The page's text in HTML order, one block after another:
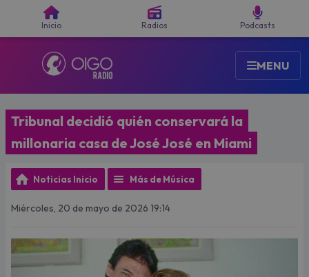
Inicio Radios Podcasts
MENU
Tribunal decidió quién conservará la
millonaria casa de José José en Miami
Noticias Inicio Más de Música
Miércoles, 20 de mayo de 2026 19:14